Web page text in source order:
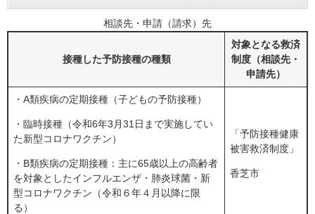
相談先・申請（請求）先
接種した予防接種の種類
対象となる救済
制度（相談先・
申請先）
・A類疾病の定期接種（子どもの予防接種）
・臨時接種（令和6年3月31日まで実施してい
た新型コロナワクチン）
・B類疾病の定期接種：主に65歳以上の高齢者
を対象としたインフルエンザ・肺炎球菌・新
型コロナワクチン（令和６年４月以降に限
る）
「予防接種健康
被害救済制度」
香芝市